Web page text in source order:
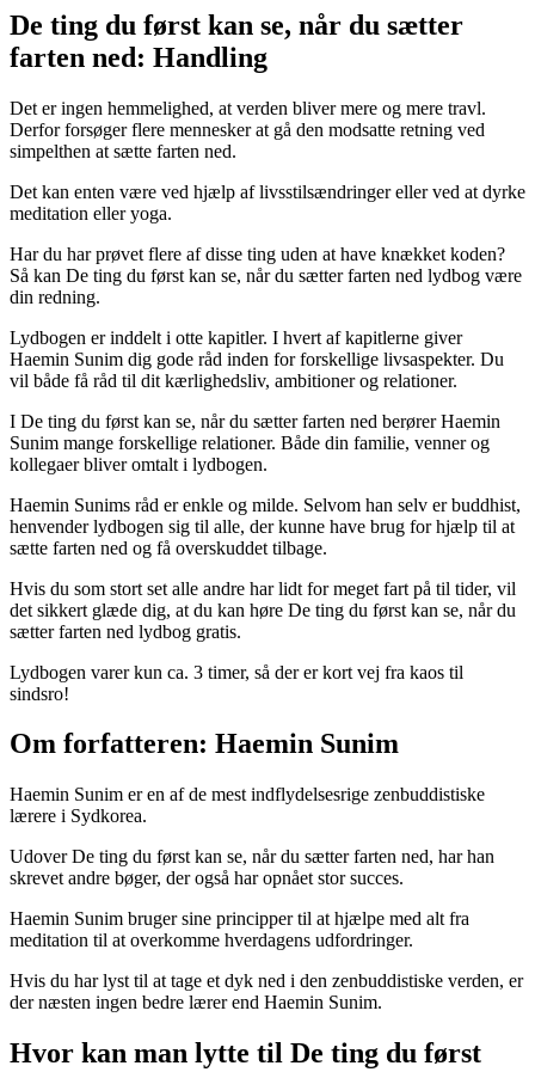
De ting du først kan se, når du sætter
farten ned: Handling
Det er ingen hemmelighed, at verden bliver mere og mere travl.
Derfor forsøger flere mennesker at gå den modsatte retning ved
simpelthen at sætte farten ned.
Det kan enten være ved hjælp af livsstilsændringer eller ved at dyrke
meditation eller yoga.
Har du har prøvet flere af disse ting uden at have knækket koden?
Så kan De ting du først kan se, når du sætter farten ned lydbog være
din redning.
Lydbogen er inddelt i otte kapitler. I hvert af kapitlerne giver
Haemin Sunim dig gode råd inden for forskellige livsaspekter. Du
vil både få råd til dit kærlighedsliv, ambitioner og relationer.
I De ting du først kan se, når du sætter farten ned berører Haemin
Sunim mange forskellige relationer. Både din familie, venner og
kollegaer bliver omtalt i lydbogen.
Haemin Sunims råd er enkle og milde. Selvom han selv er buddhist,
henvender lydbogen sig til alle, der kunne have brug for hjælp til at
sætte farten ned og få overskuddet tilbage.
Hvis du som stort set alle andre har lidt for meget fart på til tider, vil
det sikkert glæde dig, at du kan høre De ting du først kan se, når du
sætter farten ned lydbog gratis.
Lydbogen varer kun ca. 3 timer, så der er kort vej fra kaos til
sindsro!
Om forfatteren: Haemin Sunim
Haemin Sunim er en af de mest indflydelsesrige zenbuddistiske
lærere i Sydkorea.
Udover De ting du først kan se, når du sætter farten ned, har han
skrevet andre bøger, der også har opnået stor succes.
Haemin Sunim bruger sine principper til at hjælpe med alt fra
meditation til at overkomme hverdagens udfordringer.
Hvis du har lyst til at tage et dyk ned i den zenbuddistiske verden, er
der næsten ingen bedre lærer end Haemin Sunim.
Hvor kan man lytte til De ting du først